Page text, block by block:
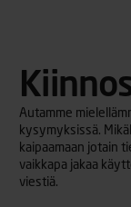
Autamme
kysymyksissä.
kaipaamaan jotain
vaikkapa jakaa
viestiä.